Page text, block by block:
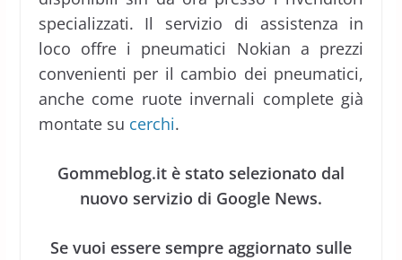
specializzati. Il servizio di assistenza in
loco offre i pneumatici Nokian a prezzi
convenienti per il cambio dei pneumatici,
anche come ruote invernali complete già
montate su cerchi.
Gommeblog.it è stato selezionato dal
nuovo servizio di Google News.
Se vuoi essere sempre aggiornato sulle